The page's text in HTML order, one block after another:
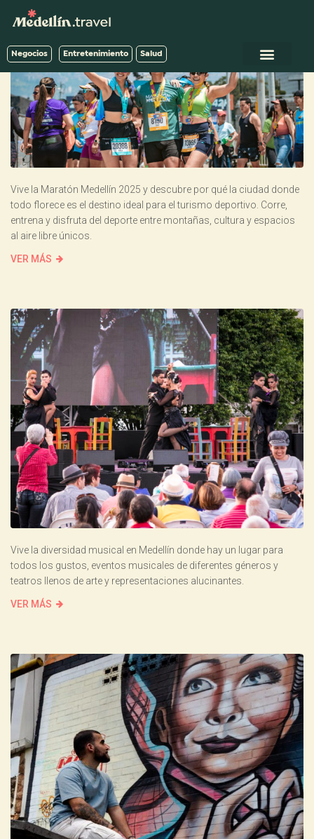
Negocios Entretenimiento Salud
Vive la Maratón Medellín 2025 y descubre por qué la ciudad donde
todo florece es el destino ideal para el turismo deportivo. Corre,
entrena y disfruta del deporte entre montañas, cultura y espacios
al aire libre únicos.
VER MÁS
Vive la diversidad musical en Medellín donde hay un lugar para
todos los gustos, eventos musicales de diferentes géneros y
teatros llenos de arte y representaciones alucinantes.
VER MÁS